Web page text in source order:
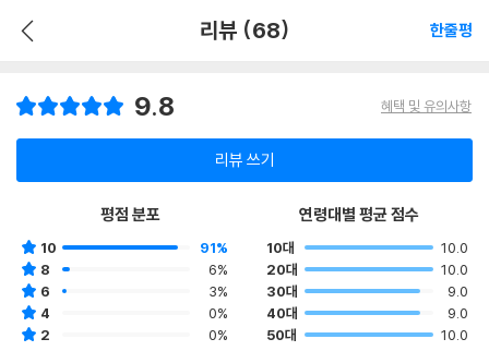
리뷰 (68) 한줄평
9.8 혜택 및 유의사항
리뷰 쓰기
평점 분포
10
91%
8
6%
6
3%
4
0%
2
0%
연령대별 평균 점수
10대
10.0
20대
10.0
30대
9.0
40대
9.0
50대
10.0